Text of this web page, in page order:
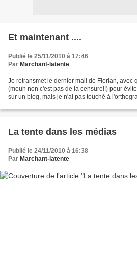
Et maintenant ....
Publié le 25/11/2010 à 17:46
Par Marchant-latente
Je retransmet le dernier mail de Florian, avec
(meuh non c'est pas de la censure!!) pour
sur un blog, mais je n'ai pas touché à
La tente dans les médias
Publié le 24/11/2010 à 16:38
Par Marchant-latente